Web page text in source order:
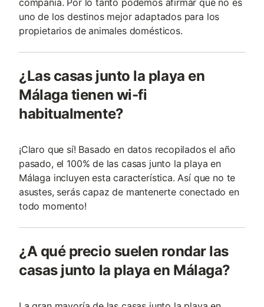
uno de los destinos mejor adaptados para los
propietarios de animales domésticos.
¿Las casas junto la playa en
Málaga tienen wi-fi
habitualmente?
¡Claro que sí! Basado en datos recopilados el año
pasado, el 100% de las casas junto la playa en
Málaga incluyen esta característica. Así que no te
asustes, serás capaz de mantenerte conectado en
todo momento!
¿A qué precio suelen rondar las
casas junto la playa en Málaga?